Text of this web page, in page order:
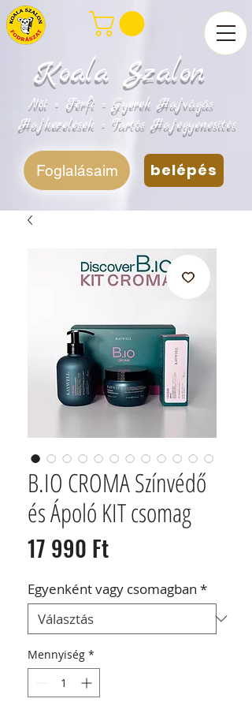
Koala Szalon
Női - Férfi - Gyerek Hajvágás
Hajkezelések - Tartós Hajegyenesítés
Foglalásaim belépés
B.IO CROMA Színvédő
és Ápoló KIT csomag
17 990 FtÁr
Egyenként vagy csomagban *
Mennyiség *